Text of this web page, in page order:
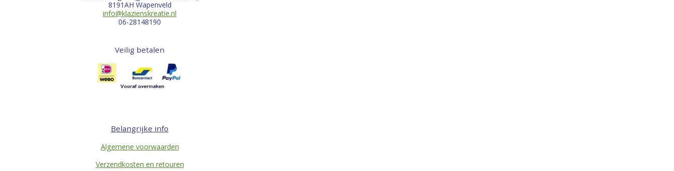
8191AH Wapenveld
info@klazienskreatie.nl
06-28148190
Veilig betalen
Belangrijke info
Algemene voorwaarden
Verzendkosten en retouren